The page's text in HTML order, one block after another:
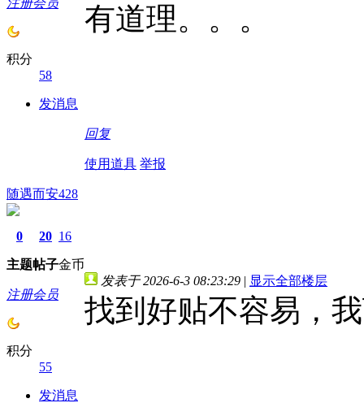
积分
58
发消息
有道理。。。
回复
使用道具 举报
随遇而安428
0
主题
20
帖子
16
金币
注册会员
积分
55
发消息
发表于 2026-6-3 08:23:29 | 显示全部楼层
找到好贴不容易，